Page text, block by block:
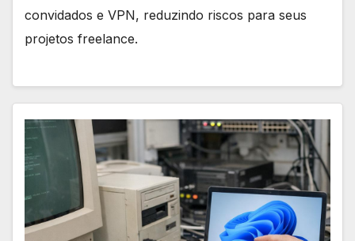
convidados e VPN, reduzindo riscos para seus
projetos freelance.